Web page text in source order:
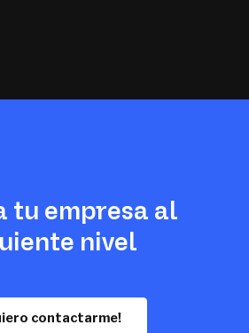
tu empresa al
nivel
contactarme!